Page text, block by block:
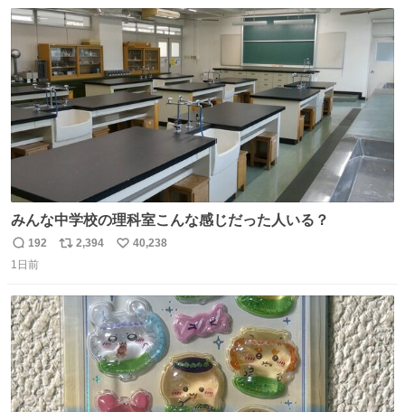
ト
数
数
みんな中学校の理科室こんな感じだった人いる？
返
信
192
リ
ト
数
2,394
い
数
40,238
1日前